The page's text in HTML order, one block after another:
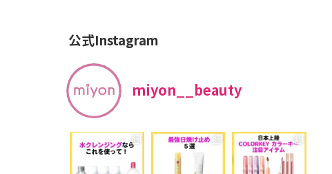
公式Instagram
miyon__beauty